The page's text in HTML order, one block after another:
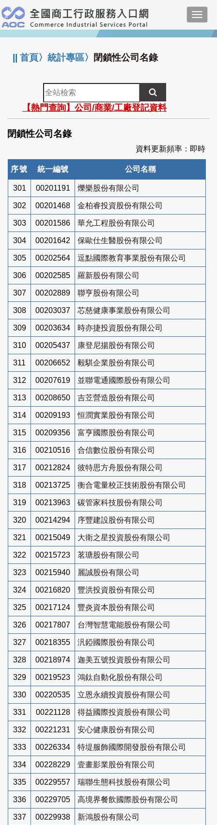
跳
到
主
要
:::
||首頁〉統計專區〉 閉鎖性公司名錄
全
站
檢
索
【熱門查詢】公司/商業/工廠登記資料
閉鎖性公司名錄
資料更新頻率：即時
序號 統一編號 公司名稱
301 00201191 爍樂股份有限公司
302 00201468 金柏睿投資股份有限公司
303 00201586 華允工程股份有限公司
304 00201642 保歐仕生醫股份有限公司
305 00202564 逗點國際教育事業股份有限公司
306 00202585 羅新股份有限公司
307 00202889 聯亨股份有限公司
308 00203037 芯慈健康事業股份有限公司
309 00203634 時亦捷投資股份有限公司
310 00205437 康登尼揚股份有限公司
311 00206652 毅騏企業股份有限公司
312 00207619 並聯電通國際股份有限公司
313 00208650 吉苙營造股份有限公司
314 00209193 恒潤實業股份有限公司
315 00209356 富亨國際股份有限公司
316 00210516 合信數位股份有限公司
317 00212824 彼特思方舟股份有限公司
318 00213725 衡合電量校正技術股份有限公司
319 00213963 碳管家科技股份有限公司
320 00214294 序豐建設股份有限公司
321 00215049 大衛之星投資股份有限公司
322 00215723 茗瑭股份有限公司
323 00215940 麗誠股份有限公司
324 00216820 豐洪投資股份有限公司
325 00217124 豐炎資本股份有限公司
326 00217807 台灣智慧電能股份有限公司
327 00218355 汎錏國際股份有限公司
328 00218974 迦美五號投資股份有限公司
329 00219523 鴻鈦自動化股份有限公司
330 00220535 立恩永續投資股份有限公司
331 00221128 得益國際投資股份有限公司
332 00221231 安心健康股份有限公司
333 00226334 特堤服飾國際開發股份有限公司
334 00228229 壹畫影業股份有限公司
335 00229557 瑞聯生態科技股份有限公司
336 00229705 高境界餐飲國際股份有限公司
337 00229938 新鴻股份有限公司